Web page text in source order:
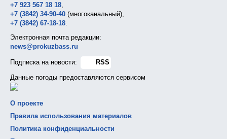
+7 923 567 18 18
+7 (3842) 34-90-40 (многоканальный),
+7 (3842) 67-18-18
Электронная почта редакции:
news@prokuzbass.ru
Подписка на новости:
RSS
Данные погоды предоставляются сервисом
О проекте
Правила использования материалов
Политика конфиденциальности